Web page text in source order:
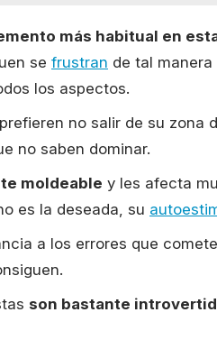
más habitual en
se frustran de tal
los aspectos.
no salir de su zona
no saben dominar.
moldeable y les afecta
es la deseada, su
a los errores que
son bastante